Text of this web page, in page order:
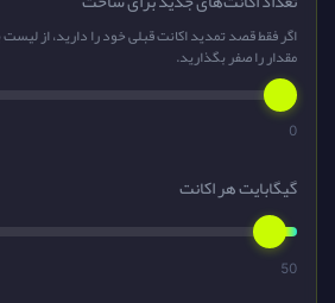
اگر فقط قصد تمدید اکانت قبلی خود را دارید، از لیست
مقدار را صفر بگذارید.
0
گیگابایت هر اکانت
50